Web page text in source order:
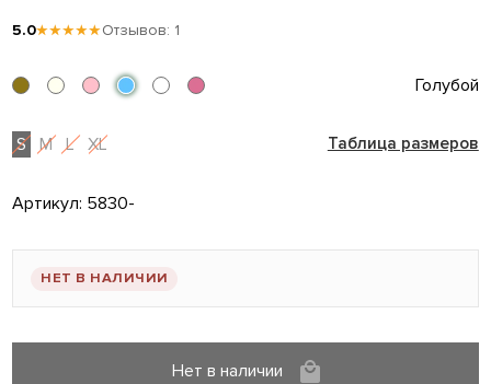
5.0★★★★★Отзывов: 1
Голубой
S M L XL Таблица размеров
Артикул: 5830-
НЕТ В НАЛИЧИИ
Нет в наличии